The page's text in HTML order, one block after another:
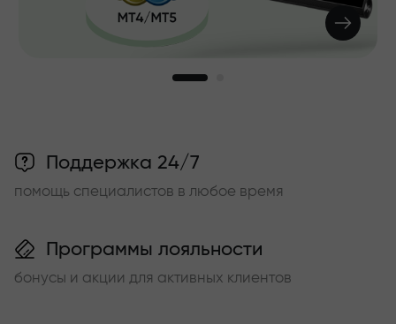
Поддержка 24/7
помощь специалистов в любое время
Программы лояльности
бонусы и акции для активных клиентов